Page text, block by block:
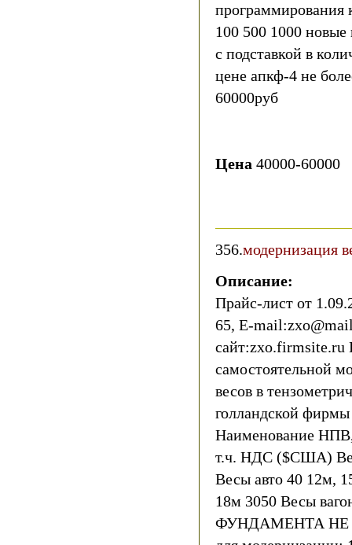
программирования
100 500 1000
с подставкой в
цене апкф-4 не
60000руб
Цена 40000-60000
356.модернизация
Описание:
Прайс-лист от
65, E-
сайт:zxo.firmsite.ru
самостоятельной
весов в
голландской
Наименование
т.ч. НДС ($США)
Весы авто 40 12м,
18м 3050 Весы
ФУНДАМЕНТА НЕ